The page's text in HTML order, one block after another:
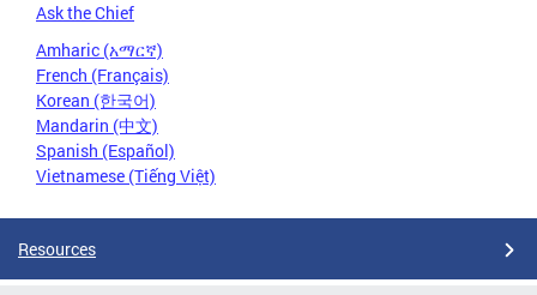
Ask the Chief
Amharic (አማርኛ)
French (Français)
Korean (한국어)
Mandarin (中文)
Spanish (Español)
Vietnamese (Tiếng Việt)
Resources